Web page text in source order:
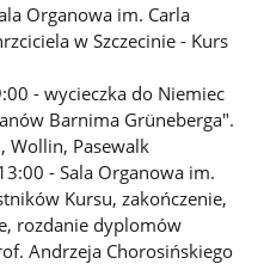
Organowa im. Carla
w Szczecinie - Kurs
- wycieczka do Niemiec
Barnima Grüneberga".
Wollin, Pasewalk
- Sala Organowa im.
Kursu, zakończenie,
rozdanie dyplomów
Andrzeja Chorosińskiego